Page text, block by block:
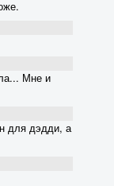
Мне и
для дэдди, а